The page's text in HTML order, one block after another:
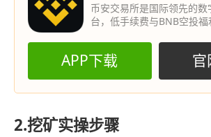
币安交易所是国际领先的
台，低手续费与BNB空投福
APP下载 官
2.挖矿实操步骤